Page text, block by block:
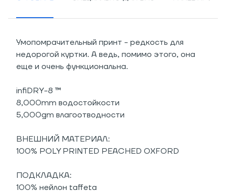
Умопомрачительный принт - редкость для
недорогой куртки. А ведь, помимо этого, она
еще и очень функциональна.
infiDRY-8 ™
8,000mm водостойкости
5,000gm влагоотводности
ВНЕШНИЙ МАТЕРИАЛ:
100% POLY PRINTED PEACHED OXFORD
ПОДКЛАДКА:
100% нейлон taffeta